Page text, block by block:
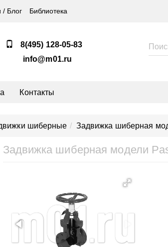
/ Блог Библиотека
8(495) 128-05-83
info@m01.ru
Контакты
шиберные Задвижка шиберная
Задвижка шиберная модели